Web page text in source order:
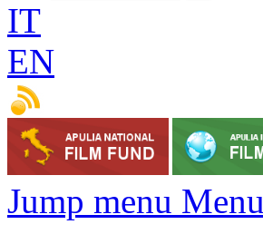
IT
EN
Jump menu Menu